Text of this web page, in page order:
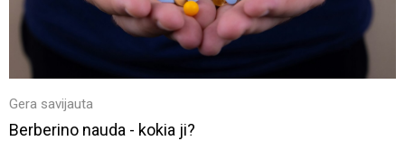
Gera savijauta
Berberino nauda - kokia ji?